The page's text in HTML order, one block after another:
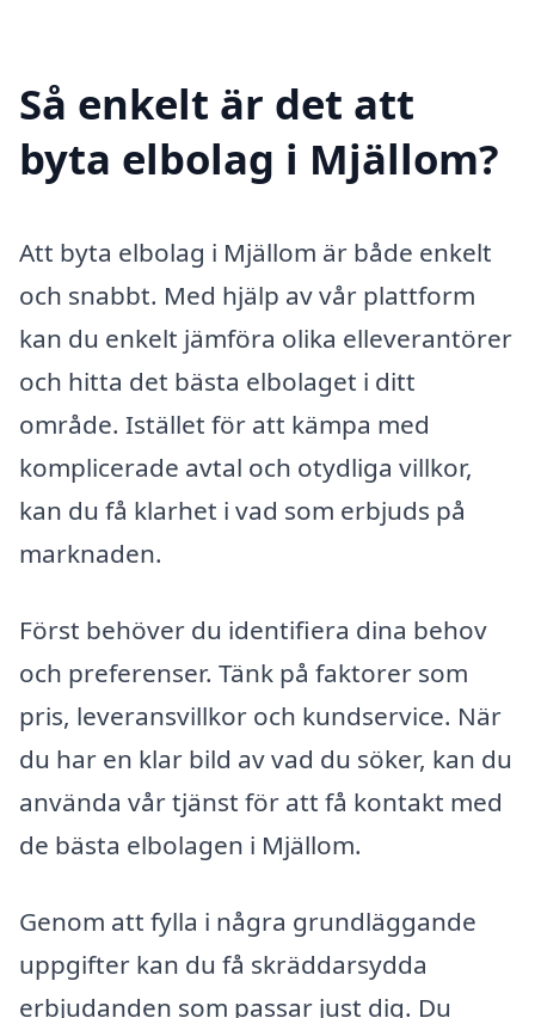
Så enkelt är det att
byta elbolag i Mjällom?
Att byta elbolag i Mjällom är både enkelt
och snabbt. Med hjälp av vår plattform
kan du enkelt jämföra olika elleverantörer
och hitta det bästa elbolaget i ditt
område. Istället för att kämpa med
komplicerade avtal och otydliga villkor,
kan du få klarhet i vad som erbjuds på
marknaden.
Först behöver du identifiera dina behov
och preferenser. Tänk på faktorer som
pris, leveransvillkor och kundservice. När
du har en klar bild av vad du söker, kan du
använda vår tjänst för att få kontakt med
de bästa elbolagen i Mjällom.
Genom att fylla i några grundläggande
uppgifter kan du få skräddarsydda
erbjudanden som passar just dig. Du